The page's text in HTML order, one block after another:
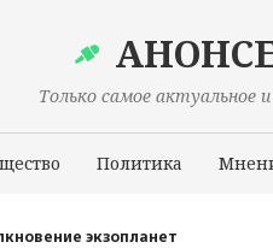
Только самое актуальное
Политика
Происшествия
экзопланет